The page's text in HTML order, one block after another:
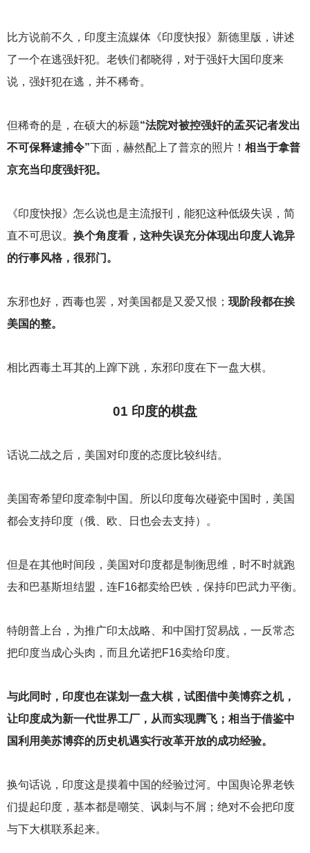
比方说前不久，印度主流媒体《印度快报》新德里版，讲述
了一个在逃强奸犯。老铁们都晓得，对于强奸大国印度来
说，强奸犯在逃，并不稀奇。
但稀奇的是，在硕大的标题“法院对被控强奸的孟买记者发出
不可保释逮捕令”下面，赫然配上了普京的照片！ 相当于拿普
京充当印度强奸犯。
《印度快报》怎么说也是主流报刊，能犯这种低级失误，简
直不可思议。 换个角度看，这种失误充分体现出印度人诡异
的行事风格，很邪门。
东邪也好，西毒也罢，对美国都是又爱又恨； 现阶段都在挨
美国的整。
相比西毒土耳其的上蹿下跳，东邪印度在下一盘大棋。
01 印度的棋盘
话说二战之后，美国对印度的态度比较纠结。
美国寄希望印度牵制中国。所以印度每次碰瓷中国时，美国
都会支持印度（俄、欧、日也会去支持）。
但是在其他时间段，美国对印度都是制衡思维，时不时就跑
去和巴基斯坦结盟，连F16都卖给巴铁，保持印巴武力平衡。
特朗普上台，为推广印太战略、和中国打贸易战，一反常态
把印度当成心头肉，而且允诺把F16卖给印度。
与此同时，印度也在谋划一盘大棋，试图借中美博弈之机，
让印度成为新一代世界工厂，从而实现腾飞；相当于借鉴中
国利用美苏博弈的历史机遇实行改革开放的成功经验。
换句话说，印度这是摸着中国的经验过河。中国舆论界老铁
们提起印度，基本都是嘲笑、讽刺与不屑；绝对不会把印度
与下大棋联系起来。